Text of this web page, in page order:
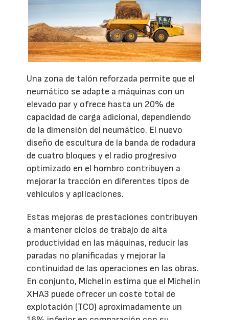
Una zona de talón reforzada permite que el
neumático se adapte a máquinas con un
elevado par y ofrece hasta un 20% de
capacidad de carga adicional, dependiendo
de la dimensión del neumático. El nuevo
diseño de escultura de la banda de rodadura
de cuatro bloques y el radio progresivo
optimizado en el hombro contribuyen a
mejorar la tracción en diferentes tipos de
vehículos y aplicaciones.
Estas mejoras de prestaciones contribuyen
a mantener ciclos de trabajo de alta
productividad en las máquinas, reducir las
paradas no planificadas y mejorar la
continuidad de las operaciones en las obras.
En conjunto, Michelin estima que el Michelin
XHA3 puede ofrecer un coste total de
explotación (TCO) aproximadamente un